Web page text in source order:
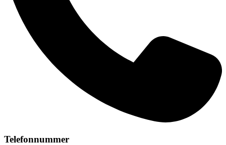
Telefonnummer